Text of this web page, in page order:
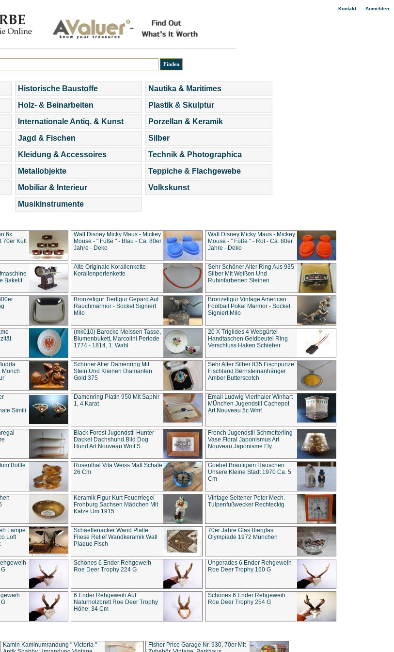
Kontakt| Anmelden
Historische Baustoffe
Holz- & Beinarbeiten
Internationale Antiq. & Kunst
Jagd & Fischen
Kleidung & Accessoires
Metallobjekte
Mobiliar & Interieur
Musikinstrumente
Nautika & Maritimes
Plastik & Skulptur
Porzellan & Keramik
Silber
Technik & Photographica
Teppiche & Flachgewebe
Volkskunst
6x
70er Kult
Walt Disney Micky Maus - Mickey
Mouse - " Füße " - Blau - Ca. 80er
Jahre - Deko
Walt Disney Micky Maus - Mickey
Mouse - " Füße " - Rot - Ca. 80er
Jahre - Deko
Bakelit
Alte Originale Korallenkette
Korallenperlenkette
Sehr Schöner Alter Ring Aus 935
Silber Mit Weißen Und
Rubinfarbenen Steinen
Bronzefigur Tierfigur Gepard Auf
Rauchmarmor - Sockel Signiert
Milo
Bronzefigur Vintage American
Football Pokal Marmor - Sockel
Signiert Milo
(mk010) Barocke Meissen Tasse,
Blumenbukett, Marcolini Periode
1774 - 1814, 1. Wahl
20 X Triglides 4 Webgürtel
Handtaschen Geldbeutel Ring
Verschluss Haken Schieber
Mönch
Schöner Alter Damenring Mit
Stein Und Kleinen Diamanten
Gold 375
Sehr Alter Silber 835 Fischpunze
Fischland Bernsteinanhänger
Amber Butterscotch
Simili
Damenring Platin 950 Mit Saphir
1, 4 Karat
Email Ludwig Vierthaler Winhart
MÜnchen Jugendstil Cachepot
Art Nouveau 5c Wmf
Black Forest Jugendstil Hunter
Dackel Dachshund Bild Dog
Hund Art Nouveau Wmf S
French Jugendstil Schmetterling
Vase Floral Japonismus Art
Nouveau Japonisme Fly
Bottle
Rosenthal Vita Weiss Matt Schale
26 Cm
Goebel Bräutigam Häuschen
Unsere Kleine Stadt 1970 Ca. 5
Cm
Keramik Figur Kurt Feuerriegel
Frohburg Sachsen Mädchen Mit
Katze Um 1915
Vintage Seltener Peter Mech.
Tulpenfußwecker Rechteckig
Lampe
Loft
Schaeffenacker Wand Platte
Fliese Relief Wandkeramik Wall
Plaque Fisch
70er Jahre Glas Bierglas
Olympiade 1972 München
Schönes 6 Ender Rehgeweih
Roe Deer Trophy 224 G
Ungerades 6 Ender Rehgeweih
Roe Deer Trophy 160 G
6 Ender Rehgeweih Auf
Naturholzbrett Roe Deer Trophy
Höhe: 34 Cm
Schönes 6 Ender Rehgeweih
Roe Deer Trophy 254 G
Kamin Kaminumrandung " Victoria "
Fisher Price Garage Nr. 930, 70er Mit